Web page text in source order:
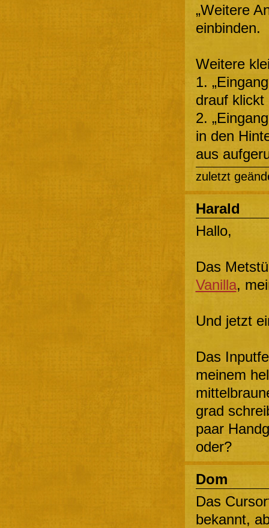
„Weitere
einbinden.
Weitere
1.
drauf klickt
2.
in den
aus
zuletzt
Harald
Hallo,
Das
Vanilla,
Und jetzt
Das
meinem
grad
paar
oder?
Dom
Das
bekannt,